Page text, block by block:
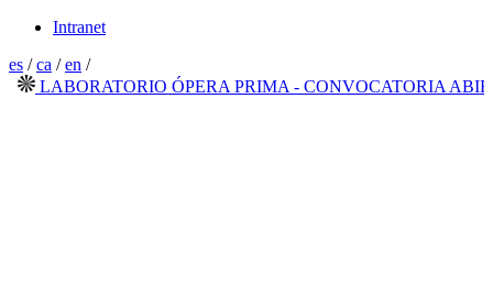
Intranet
es /ca /en /
LABORATORIO ÓPERA PRIMA - CONVOCATORIA